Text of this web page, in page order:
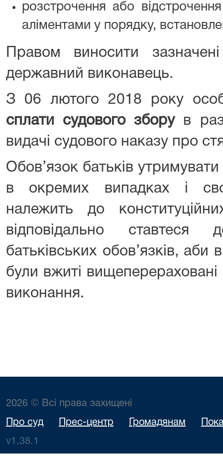
розстрочення або
аліментами у порядку,
Правом виносити
державний виконавець.
З 06 лютого 2018 року
сплати судового зборув
видачі судового наказу про
Обов’язок батьків
в окремих випадках і
належить до
відповідально
батьківських обов’язків,
були вжиті
виконання.
2026 © Всі права захищені
Про суд Прес-центр Громадянам
v1.38.1